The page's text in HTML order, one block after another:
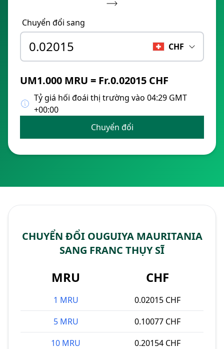
Chuyển đổi sang
CHF
UM1.000 MRU = Fr.0.02015 CHF
Tỷ giá hối đoái thị trường vào 04:29 GMT
+00:00
Chuyển đổi
CHUYỂN ĐỔI OUGUIYA MAURITANIA
SANG FRANC THỤY SĨ
MRU CHF
1 MRU
0.02015 CHF
5 MRU
0.10077 CHF
10 MRU
0.20154 CHF